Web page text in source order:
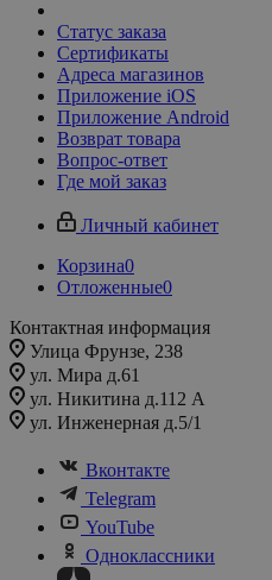
Статус заказа
Сертификаты
Адреса магазинов
Приложение iOS
Приложение Android
Возврат товара
Вопрос-ответ
Где мой заказ
Личный кабинет
Корзина0
Отложенные0
Контактная информация
Улица Фрунзе, 238​
ул. Мира д.61
ул. Никитина д.112 А
ул. Инженерная д.5/1
Вконтакте
Telegram
YouTube
Одноклассники